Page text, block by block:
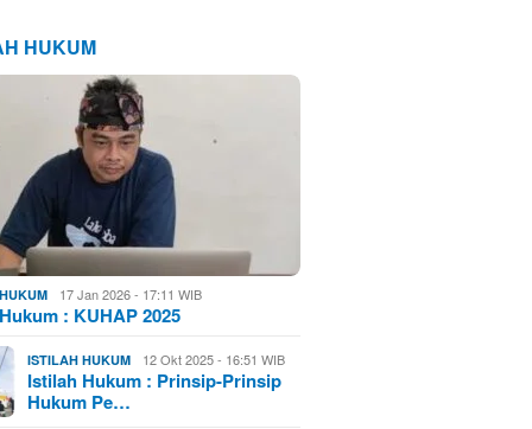
HUKUM
17 Jan 2026 - 17:11 WIB
: KUHAP 2025
ISTILAH HUKUM 12 Okt 2025 - 16:51 WIB
Istilah Hukum : Prinsip-Prinsip
Hukum Pe…